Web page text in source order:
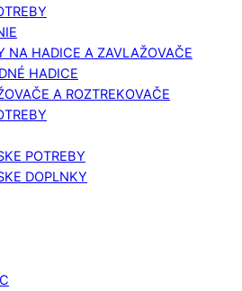
NA HADICE A ZAVLAŽOVAČE
HADICE
A ROZTREKOVAČE
POTREBY
DOPLNKY